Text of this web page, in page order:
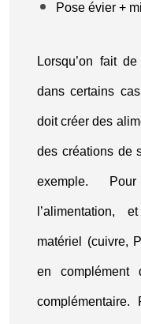
Pose évier +
Lorsqu’on fait
dans certains
doit créer des
des créations de
exemple.
l’alimentation,
matériel (cuivre,
en complément